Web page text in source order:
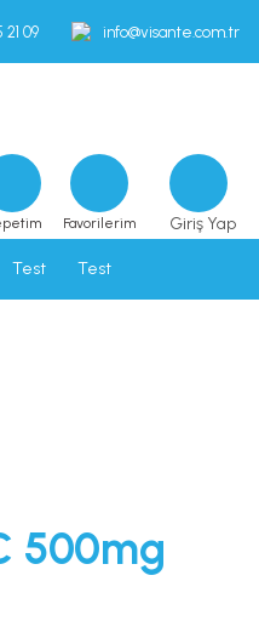
21 09 info@visante.com.tr
Favorilerim Giriş Yap
Test Test
500mg